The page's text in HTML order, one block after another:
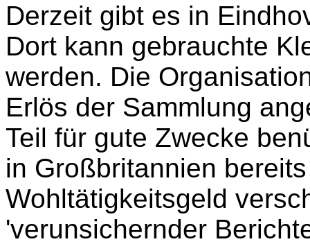
Derzeit gibt es in
Dort kann gebrauchte
werden. Die
Erlös der Sammlung
Teil für gute Zwecke
in Großbritannien
Wohltätigkeitsgeld
'verunsichernder